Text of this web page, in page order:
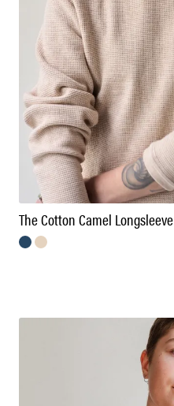
The Cotton Camel Longsleeve